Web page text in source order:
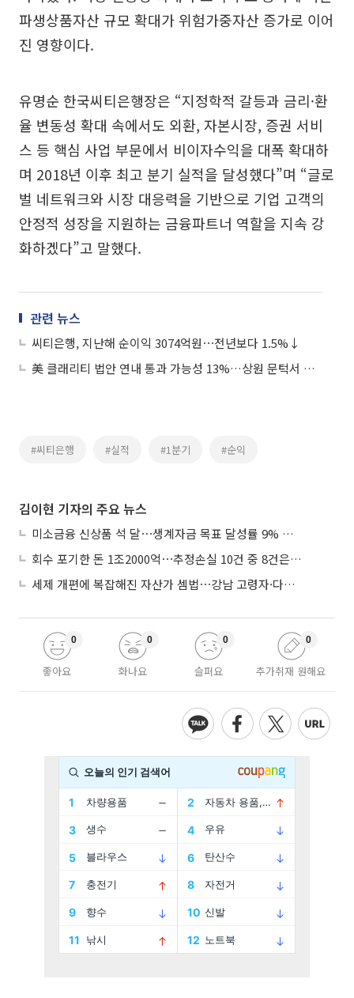
파생상품자산 규모 확대가 위험가중자산 증가로 이어
진 영향이다.
유명순 한국씨티은행장은 “지정학적 갈등과 금리·환
율 변동성 확대 속에서도 외환, 자본시장, 증권 서비
스 등 핵심 사업 부문에서 비이자수익을 대폭 확대하
며 2018년 이후 최고 분기 실적을 달성했다”며 “글로
벌 네트워크와 시장 대응력을 기반으로 기업 고객의
안정적 성장을 지원하는 금융파트너 역할을 지속 강
화하겠다”고 말했다.
관련 뉴스
씨티은행, 지난해 순이익 3074억원⋯전년보다 1.5%↓
美 클래리티 법안 연내 통과 가능성 13%…상원 문턱서 제동
#씨티은행 #실적 #1분기 #순익
김이현 기자의 주요 뉴스
미소금융 신상품 석 달⋯생계자금 목표 달성률 9% 그쳐
회수 포기한 돈 1조2000억⋯추정손실 10건 중 8건은 기업대출
세제 개편에 복잡해진 자산가 셈법⋯강남 고령자·다주택자 ‘자산재편 고심’
좋아요
0
화나요
0
슬퍼요
0
추가취재 원해요
0